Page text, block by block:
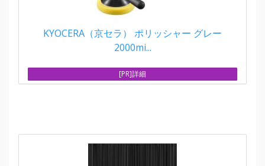
KYOCERA（京セラ） ポリッシャー グレー
2000mi...
[PR]詳細